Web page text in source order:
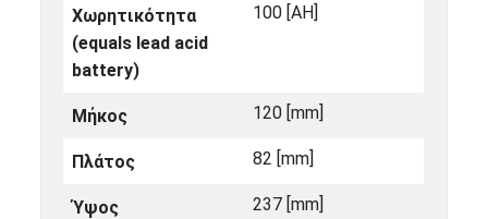
Χωρητικότητα
(equals lead acid
battery)
100 [ΑΗ]
Μήκος 120 [mm]
Πλάτος 82 [mm]
Ύψος 237 [mm]